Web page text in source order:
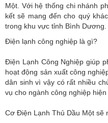
Một. Với hệ thống chi nhánh
kết sẽ mang đến cho quý
trong khu vực tỉnh Bình Dương.
Điện lạnh công nghiệp là gì?
Điện Lạnh Công Nghiệp giúp
hoạt động sản xuất công
dân sinh vì vậy có rất nhiều
vụ cho ngành công nghiệp hiện
Cơ Điện Lạnh Thủ Dầu Một sẽ